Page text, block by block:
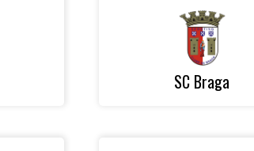
SC Braga